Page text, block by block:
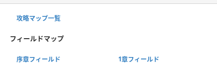
攻略マップ一覧
フィールドマップ
序章フィールド 1章フィールド